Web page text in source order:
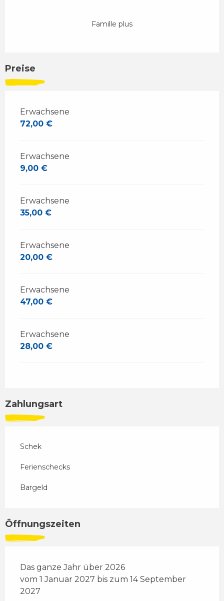
Famille plus
Preise
Erwachsene
72,00 €
Erwachsene
9,00 €
Erwachsene
35,00 €
Erwachsene
20,00 €
Erwachsene
47,00 €
Erwachsene
28,00 €
Zahlungsart
Schek
Ferienschecks
Bargeld
Öffnungszeiten
Das ganze Jahr über 2026
vom 1 Januar 2027 bis zum 14 September
2027